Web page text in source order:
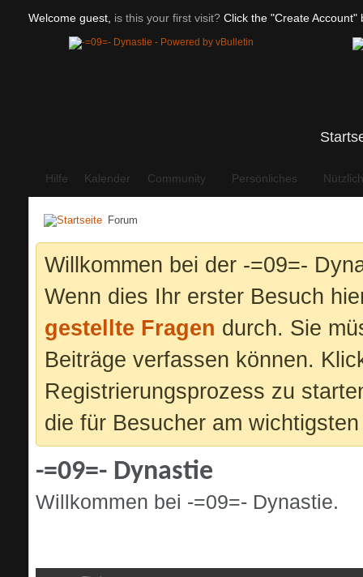
Welcome guest, is this your first visit? Click the "Create Account"
Hilfe Kalender Community Persönliches
Forum
Willkommen bei der -=09=-
Wenn dies Ihr erster Besuch
gestellte Fragen durch. Sie
Beiträge verfassen können.
Registrierungsprozess zu
die für Besucher am
-=09=- Dynastie
Willkommen bei -=09=- Dynastie.